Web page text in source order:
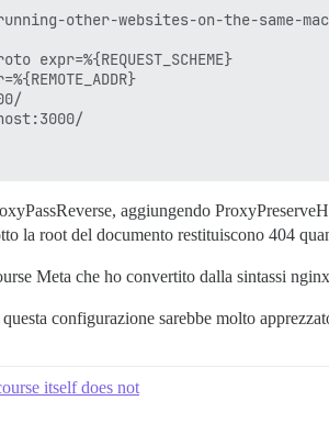
other-websites-on-the-same-
expr=%{REQUEST_SCHEME}
aggiungendo
la root del documento restituiscono 404
Meta che ho convertito dalla sintassi
configurazione sarebbe molto
itself does not